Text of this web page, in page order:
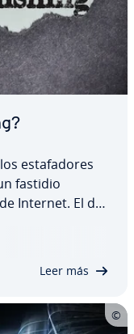
es­ta­fa­do­res
fastidio
Internet. El de­
en pérdidas
Leer más